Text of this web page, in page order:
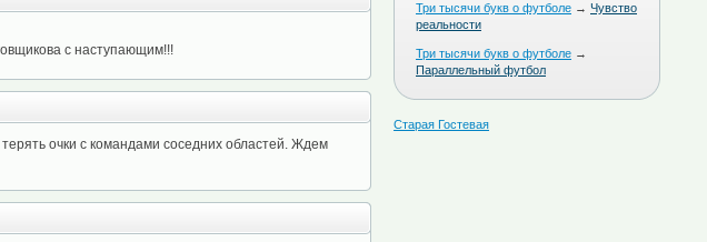
с наступающим!!!
очки с командами соседних областей. Ждем
Три тысячи букв о футболе → Чувство
реальности
Три тысячи букв о футболе →
Параллельный футбол
Старая Гостевая